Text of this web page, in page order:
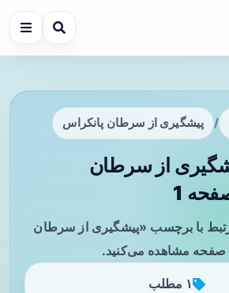
/ پیشگیری از سرطان پانکراس
از سرطان
1
با برچسب «پیشگیری از سرطان
صفحه مشاهده می‌کنید.
۱ مطلب